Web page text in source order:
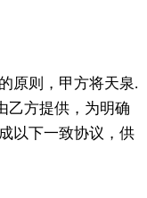
原则，甲方将天泉.
乙方提供，为明确
以下一致协议，供